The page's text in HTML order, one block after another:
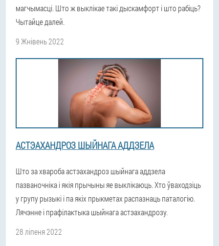
магчымасці. Што ж выклікае такі дыскамфорт і што рабіць?
Чытайце далей.
9 Жнівень 2022
АСТЭАХАНДРОЗ ШЫЙНАГА АДДЗЕЛА
Што за хвароба астэахандроз шыйнага аддзела
пазваночніка і якія прычыны яе выклікаюць. Хто ўваходзіць
у групу рызыкі і па якіх прыкметах распазнаць паталогію.
Лячэнне і прафілактыка шыйнага астэахандрозу.
28 ліпеня 2022